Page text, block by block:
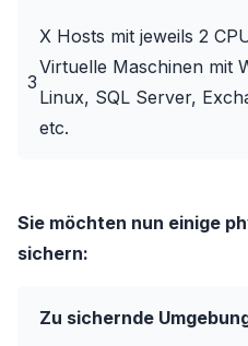
3
X Hosts mit jeweils 2
Virtuelle Maschinen mit
Linux, SQL Server,
etc.
Sie möchten nun einige
sichern:
Zu sichernde